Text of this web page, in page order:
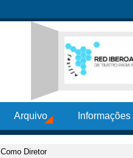
Arquivo
Como Diretor